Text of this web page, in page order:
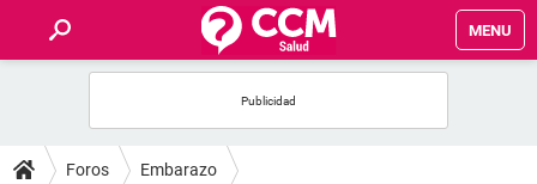
MENU
FOROS
Foros Embarazo